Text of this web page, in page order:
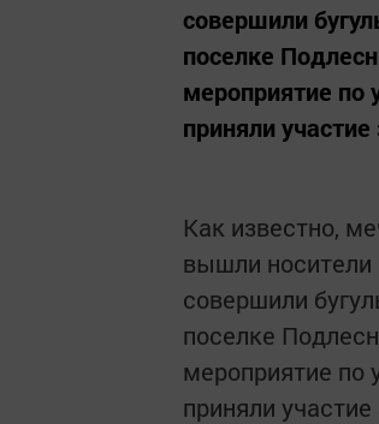
совершили
поселке
мероприятие по
приняли
Как известно,
вышли носители
совершили
поселке
мероприятие по
приняли